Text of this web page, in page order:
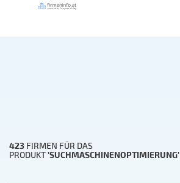
423 FIRMEN FÜR DAS
PRODUKT'SUCHMASCHINENOPTIMIERUNG'